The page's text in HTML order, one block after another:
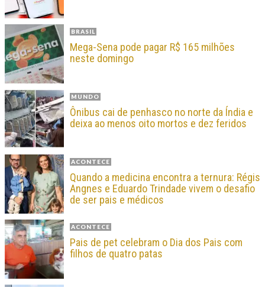
BRASIL
Mega-Sena pode pagar R$ 165 milhões
neste domingo
MUNDO
Ônibus cai de penhasco no norte da Índia e
deixa ao menos oito mortos e dez feridos
ACONTECE
Quando a medicina encontra a ternura: Régis
Angnes e Eduardo Trindade vivem o desafio
de ser pais e médicos
ACONTECE
Pais de pet celebram o Dia dos Pais com
filhos de quatro patas